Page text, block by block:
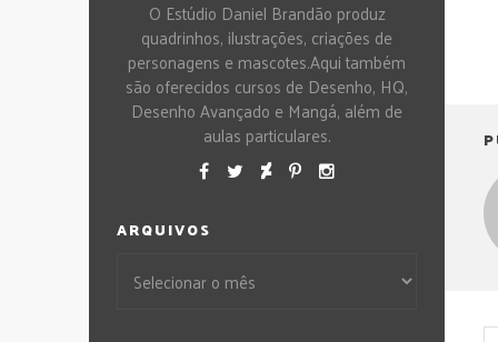
O Estúdio Daniel Brandão produz
quadrinhos, ilustrações, criações de
personagens e mascotes.Aqui também
são oferecidos cursos de Desenho, HQ,
Desenho Avançado e Mangá, além de
aulas particulares.
ARQUIVOS